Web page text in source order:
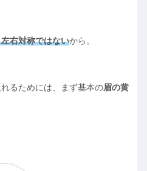
右対称ではないから。
るためには、まず基本の眉の黄